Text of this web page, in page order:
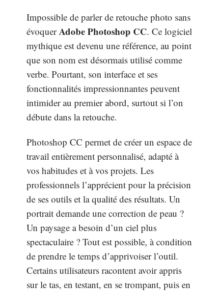
Impossible de parler de retouche photo sans
évoquerAdobe Photoshop CC. Ce logiciel
mythique est devenu une référence, au point
que son nom est désormais utilisé comme
verbe. Pourtant, son interface et ses
fonctionnalités impressionnantes peuvent
intimider au premier abord, surtout si l’on
débute dans la retouche.
Photoshop CC permet de créer un espace de
travail entièrement personnalisé, adapté à
vos habitudes et à vos projets. Les
professionnels l’apprécient pour la précision
de ses outils et la qualité des résultats. Un
portrait demande une correction de peau ?
Un paysage a besoin d’un ciel plus
spectaculaire ? Tout est possible, à condition
de prendre le temps d’apprivoiser l’outil.
Certains utilisateurs racontent avoir appris
sur le tas, en testant, en se trompant, puis en